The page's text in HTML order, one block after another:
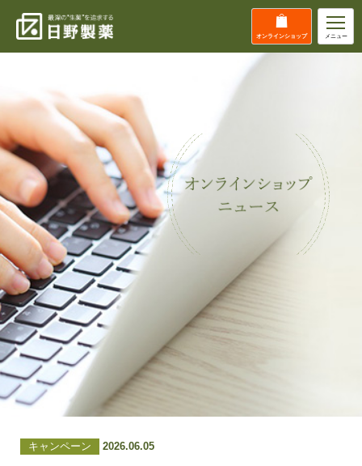
オンラインショップ メニュー
キャンペーン 2026.06.05